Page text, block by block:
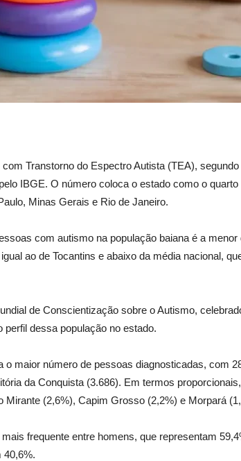
Transtorno do Espectro Autista (TEA), segundo
IBGE. O número coloca o estado como o quarto
Minas Gerais e Rio de Janeiro.
com autismo na população baiana é a menor
ao de Tocantins e abaixo da média nacional,
de Conscientização sobre o Autismo,
dessa população no estado.
maior número de pessoas diagnosticadas, com
da Conquista (3.686). Em termos
(2,6%), Capim Grosso (2,2%) e Morpará
frequente entre homens, que representam
40,6%.